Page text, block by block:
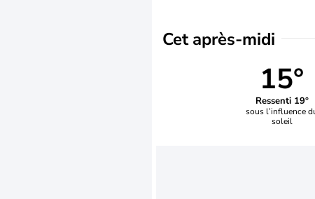
Cet après-midi
15°
Ressenti 19°
sous l’influence
soleil